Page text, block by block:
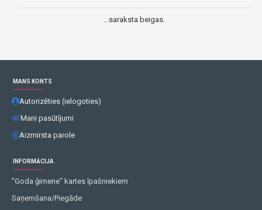
...saraksta beigas.
MANS KONTS
Autorizēties (ielogoties)
Mani pasūtījumi
Aizmirsta parole
INFORMĀCIJA
"Goda ģimene" kartes īpašniekiem
Saņemšana/Piegāde